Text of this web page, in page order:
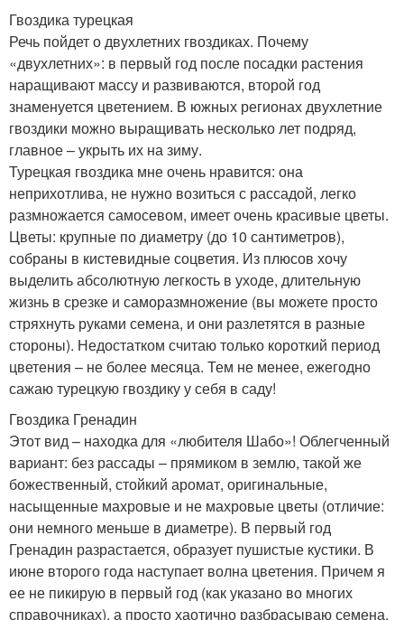
Гвоздика турецкая
Речь пойдет о двухлетних гвоздиках. Почему
«двухлетних»: в первый год после посадки растения
наращивают массу и развиваются, второй год
знаменуется цветением. В южных регионах двухлетние
гвоздики можно выращивать несколько лет подряд,
главное – укрыть их на зиму.
Турецкая гвоздика мне очень нравится: она
неприхотлива, не нужно возиться с рассадой, легко
размножается самосевом, имеет очень красивые цветы.
Цветы: крупные по диаметру (до 10 сантиметров),
собраны в кистевидные соцветия. Из плюсов хочу
выделить абсолютную легкость в уходе, длительную
жизнь в срезке и саморазмножение (вы можете просто
стряхнуть руками семена, и они разлетятся в разные
стороны). Недостатком считаю только короткий период
цветения – не более месяца. Тем не менее, ежегодно
сажаю турецкую гвоздику у себя в саду!
Гвоздика Гренадин
Этот вид – находка для «любителя Шабо»! Облегченный
вариант: без рассады – прямиком в землю, такой же
божественный, стойкий аромат, оригинальные,
насыщенные махровые и не махровые цветы (отличие:
они немного меньше в диаметре). В первый год
Гренадин разрастается, образует пушистые кустики. В
июне второго года наступает волна цветения. Причем я
ее не пикирую в первый год (как указано во многих
справочниках), а просто хаотично разбрасываю семена.